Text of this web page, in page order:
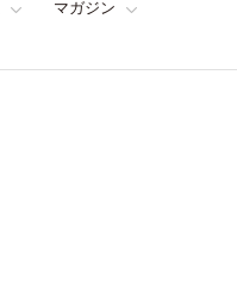
マガジン